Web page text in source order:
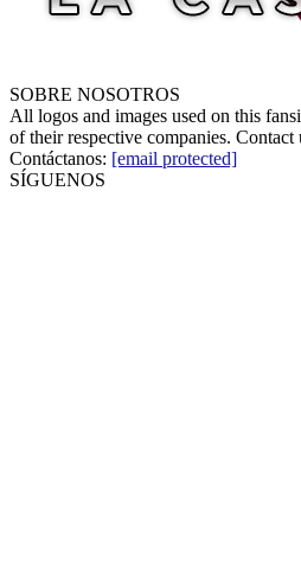
SOBRE NOSOTROS
All logos and images used on this
of their respective companies. Contact
Contáctanos: [email protected]
SÍGUENOS